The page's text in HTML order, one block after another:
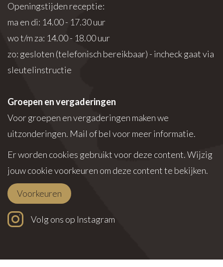
Openingstijden receptie:
ma en di: 14.00 - 17.30 uur
wo t/m za: 14.00 - 18.00 uur
zo: gesloten (telefonisch bereikbaar) - incheck gaat via
sleutelinstructie
Groepen en vergaderingen
Voor groepen en vergaderingen maken we
uitzonderingen. Mail of bel voor meer informatie.
Er worden cookies gebruikt voor deze content. Wijzig
jouw cookie voorkeuren om deze content te bekijken.
Voorkeuren
Volg ons op Instagram